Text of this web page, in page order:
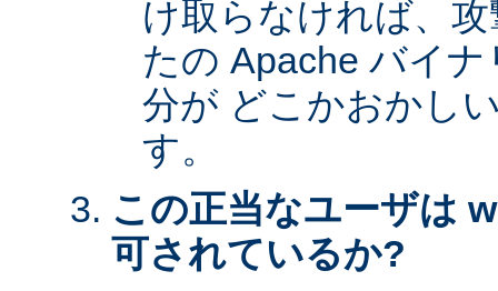
け取らなければ、
たの Apache バイ
分が どこかおかし
す。
この正当なユーザは
可されているか?